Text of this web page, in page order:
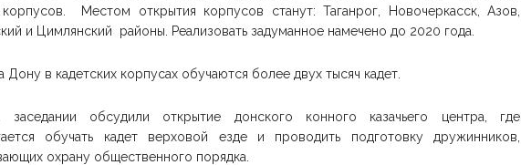
Местом открытия корпусов станут: Таганрог, Новочеркасск, Азов,
и Цимлянский районы. Реализовать задуманное намечено до 2020 года.
Дону в кадетских корпусах обучаются более двух тысяч кадет.
обсудили открытие донского конного казачьего центра, где
обучать кадет верховой езде и проводить подготовку дружинников,
охрану общественного порядка.